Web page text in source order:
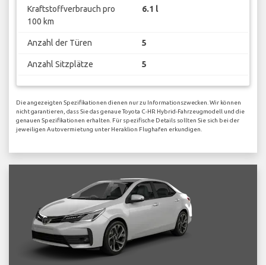
Kraftstoffverbrauch pro
100 km
6.1 l
Anzahl der Türen 5
Anzahl Sitzplätze 5
Die angezeigten Spezifikationen dienen nur zu Informationszwecken. Wir können
nicht garantieren, dass Sie das genaue Toyota C-HR Hybrid-Fahrzeugmodell und die
genauen Spezifikationen erhalten. Für spezifische Details sollten Sie sich bei der
jeweiligen Autovermietung unter Heraklion Flughafen erkundigen.